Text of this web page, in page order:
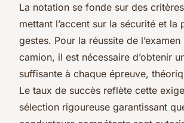
La notation se fonde sur des
mettant l’accent sur la sécurité et la
gestes. Pour la réussite de
camion, il est nécessaire d’obtenir
suffisante à chaque épreuve,
Le taux de succès reflète cette
sélection rigoureuse garantissant